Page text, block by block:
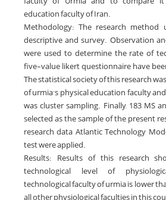
education faculty of Iran.
Methodology: The research
descriptive and survey. Observation
were used to determine the rate of
five-value likert questionnaire have
The statistical society of this research
of urmia’s physical education faculty
was cluster sampling. Finally, 183 MS
selected as the sample of the present
research data Atlantic Technology
test were applied.
Results: Results of this research
technological level of
technological faculty of urmia is lower